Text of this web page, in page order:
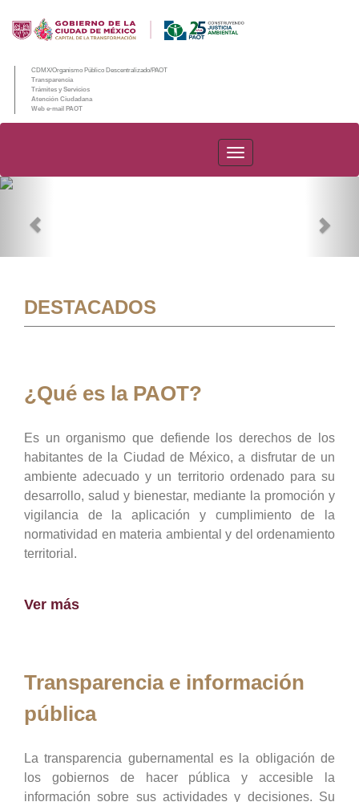
CDMX/Organismo Público Descentralizado/PAOT
Transparencia
Trámites y Servicios
Atención Ciudadana
Web e-mail PAOT
PAOT
DESTACADOS
¿Qué es la PAOT?
Es un organismo que defiende los derechos de los
habitantes de la Ciudad de México, a disfrutar de un
ambiente adecuado y un territorio ordenado para su
desarrollo, salud y bienestar, mediante la promoción y
vigilancia de la aplicación y cumplimiento de la
normatividad en materia ambiental y del ordenamiento
territorial.
Ver más
Transparencia e información
pública
La transparencia gubernamental es la obligación de
los gobiernos de hacer pública y accesible la
información sobre sus actividades y decisiones. Su